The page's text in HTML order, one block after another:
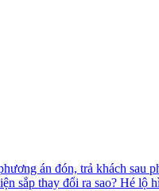
án đón, trả khách sau
sắp thay đổi ra sao? Hé lộ